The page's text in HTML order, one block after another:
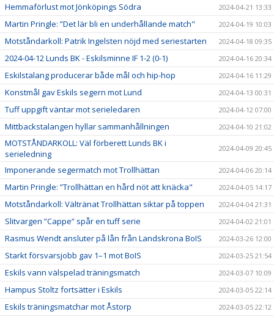
Hemmaförlust mot Jönköpings Södra 2024-04-21 13:33
Martin Pringle: ”Det lär bli en underhållande match" 2024-04-19 10:03
Motståndarkoll: Patrik Ingelsten nöjd med seriestarten 2024-04-18 09:35
2024-04-12 Lunds BK - Eskilsminne IF 1-2 (0-1) 2024-04-16 20:34
Eskilstalang producerar både mål och hip-hop 2024-04-16 11:29
Konstmål gav Eskils segern mot Lund 2024-04-13 00:31
Tuff uppgift väntar mot serieledaren 2024-04-12 07:00
Mittbackstalangen hyllar sammanhållningen 2024-04-10 21:02
MOTSTÅNDARKOLL: Väl förberett Lunds BK i
serieledning
2024-04-09 20:45
Imponerande segermatch mot Trollhättan 2024-04-06 20:14
Martin Pringle: ”Trollhättan en hård nöt att knäcka" 2024-04-05 14:17
Motståndarkoll: Vältränat Trollhättan siktar på toppen 2024-04-04 21:31
Slitvargen ”Cappe” spår en tuff serie 2024-04-02 21:01
Rasmus Wendt ansluter på lån från Landskrona BoIS 2024-03-26 12:00
Starkt försvarsjobb gav 1–1 mot BoIS 2024-03-25 21:54
Eskils vann välspelad träningsmatch 2024-03-07 10:09
Hampus Stoltz fortsätter i Eskils 2024-03-05 22:14
Eskils träningsmatchar mot Åstorp 2024-03-05 22:12